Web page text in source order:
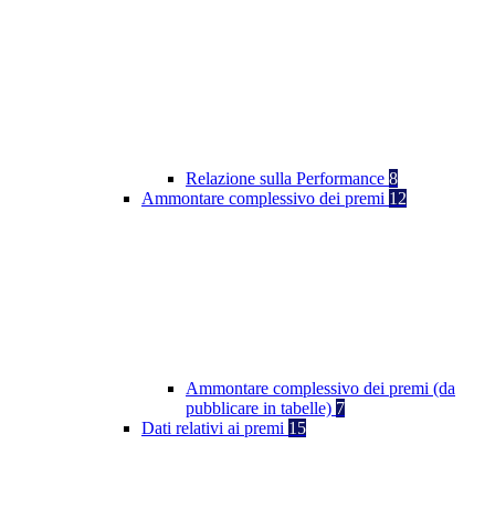
Relazione sulla Performance 8
Ammontare complessivo dei premi 12
Ammontare complessivo dei premi (da
pubblicare in tabelle) 7
Dati relativi ai premi 15